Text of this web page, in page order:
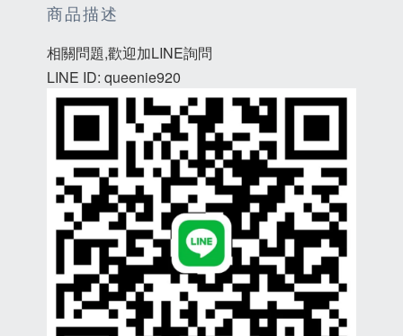
商品描述
相關問題,歡迎加LINE詢問
LINE ID: queenie920